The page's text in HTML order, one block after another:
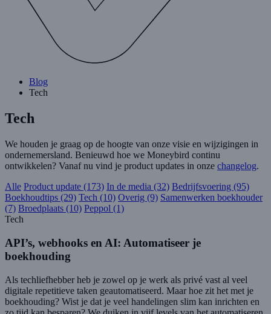
Blog
Tech
Tech
We houden je graag op de hoogte van onze visie en wijzigingen in
ondernemersland. Benieuwd hoe we Moneybird continu
ontwikkelen? Vanaf nu vind je product updates in onze changelog.
Alle Product update (173) In de media (32) Bedrijfsvoering (95)
Boekhoudtips (29) Tech (10) Overig (9) Samenwerken boekhouder
(7) Broedplaats (10) Peppol (1)
Tech
API’s, webhooks en AI: Automatiseer je
boekhouding
Als techliefhebber heb je zowel op je werk als privé vast al veel
digitale repetitieve taken geautomatiseerd. Maar hoe zit het met je
boekhouding? Wist je dat je veel handelingen slim kan inrichten en